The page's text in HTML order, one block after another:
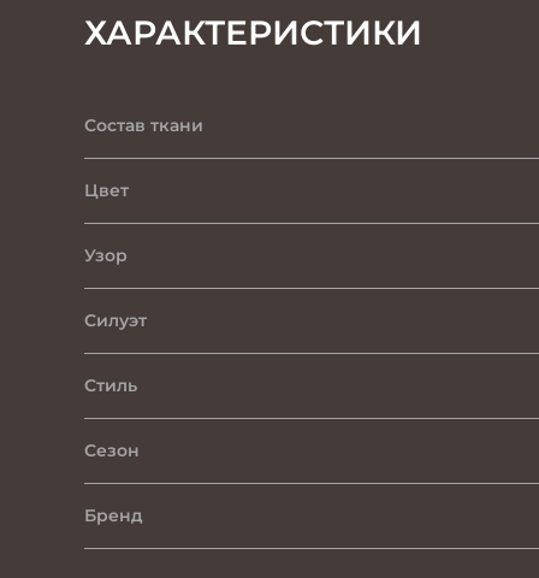
ХАРАКТЕРИСТИКИ
Состав ткани
Цвет
Узор
Силуэт
Стиль
Сезон
Бренд